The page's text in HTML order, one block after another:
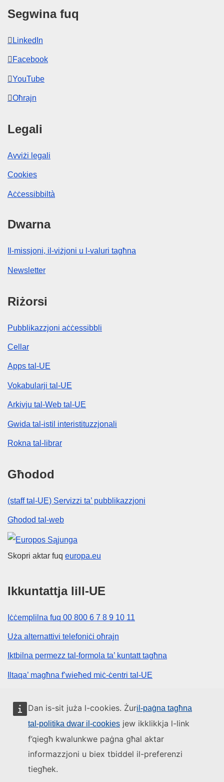
Dan is-sit juża l-cookies. Żuril-paġna tagħna
tal-politika dwar il-cookies jew ikklikkja l-link
f’qiegħ kwalunkwe paġna għal aktar
informazzjoni u biex tbiddel il-preferenzi
tiegħek.
Segwina fuq
LinkedIn
Facebook
YouTube
Oħrajn
Legali
Avviżi legali
Cookies
Aċċessibbiltà
Dwarna
Il-missjoni, il-viżjoni u l-valuri tagħna
Newsletter
Riżorsi
Pubblikazzjoni aċċessibbli
Cellar
Apps tal-UE
Vokabularji tal-UE
Arkivju tal-Web tal-UE
Gwida tal-istil interistituzzjonali
Rokna tal-librar
Għodod
(staff tal-UE) Servizzi ta’ pubblikazzjoni
Għodod tal-web
Unjoni Ewropea
Skopri aktar fuq europa.eu
Ikkuntattja lill-UE
Iċċemplilna fuq 00 800 6 7 8 9 10 11
Uża alternattivi telefoniċi oħrajn
Iktbilna permezz tal-formola ta’ kuntatt tagħna
Iltaqa’ magħna f’wieħed miċ-ċentri tal-UE
Media soċjali
L-istituzzjonijiet u l-korpi tal-UE